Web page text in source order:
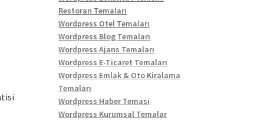
Restoran Temaları
Wordpress Otel Temaları
Wordpress Blog Temaları
Wordpress Ajans Temaları
Wordpress E-Ticaret Temaları
Wordpress Emlak & Oto Kiralama
Temaları
Wordpress Haber Teması
Wordpress Kurumsal Temalar